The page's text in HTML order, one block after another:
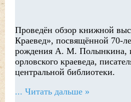
Проведён обзор книжной
Краевед», посвящённой 70-
рождения А. М. Полынкина,
орловского краеведа,
центральной библиотеки.
... Читать дальше »